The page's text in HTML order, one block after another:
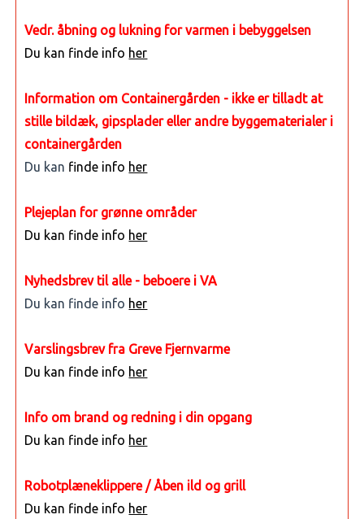
Vedr. åbning og lukning for varmen i bebyggelsen
Du kan finde info her
Information om Containergården - ikke er tilladt at
stille bildæk, gipsplader eller andre byggematerialer i
containergården
Du kan finde info her
Plejeplan for grønne områder
Du kan finde info her
Nyhedsbrev til alle - beboere i VA
Du kan finde info her
Varslingsbrev fra Greve Fjernvarme
Du kan finde info her
Info om brand og redning i din opgang
Du kan finde info her
Robotplæneklippere / Åben ild og grill
Du kan finde info her